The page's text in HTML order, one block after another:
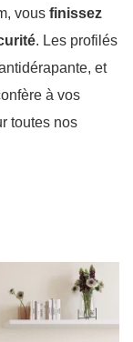
vous finissez
. Les profilés
et
à vos
toutes nos